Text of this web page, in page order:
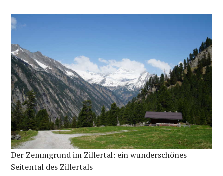
Der Zemmgrund im Zillertal: ein wunderschönes
Seitental des Zillertals